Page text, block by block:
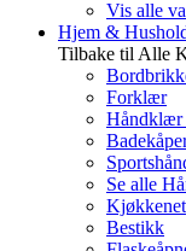
Vis alle
Hjem &
Tilbake til Alle
Forklær
Håndklær
Se alle
Kjøkkenet
Bestikk